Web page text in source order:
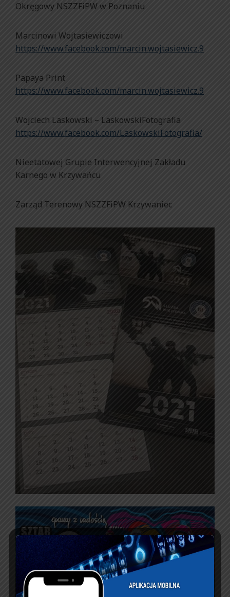
Okręgowy NSZZFiPW w Poznaniu
Marcinowi Wojtasiewiczowi
https://www.facebook.com/marcin.wojtasiewicz.9
Papaya Print
https://www.facebook.com/marcin.wojtasiewicz.9
Wojciech Laskowski – LaskowskiFotografia
https://www.facebook.com/LaskowskiFotografia/
Nieetatowej Grupie Interwencyjnej Zakładu
Karnego w Krzywańcu
Zarząd Terenowy NSZZFiPW Krzywaniec